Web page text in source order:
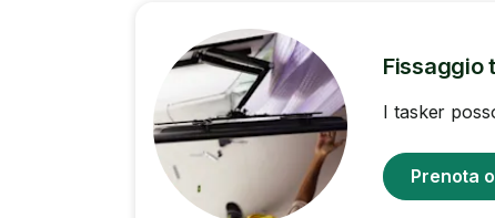
Fissaggio
I tasker
Prenota